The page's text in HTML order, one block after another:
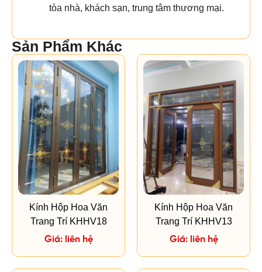
tòa nhà, khách sạn, trung tâm thương mại.
Sản Phẩm Khác
Kính Hộp Hoa Văn
Trang Trí KHHV18
Giá: liên hệ
Kính Hộp Hoa Văn
Trang Trí KHHV13
Giá: liên hệ